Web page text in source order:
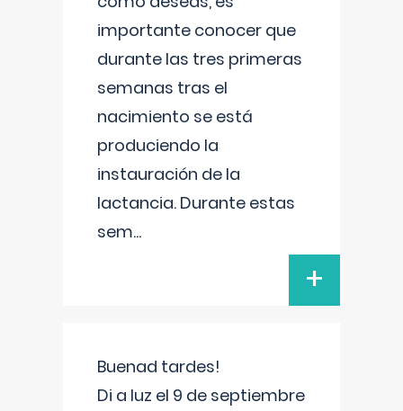
importante conocer que
durante las tres primeras
semanas tras el
nacimiento se está
produciendo la
instauración de la
lactancia. Durante estas
sem...
+
Buenad tardes!
Di a luz el 9 de septiembre